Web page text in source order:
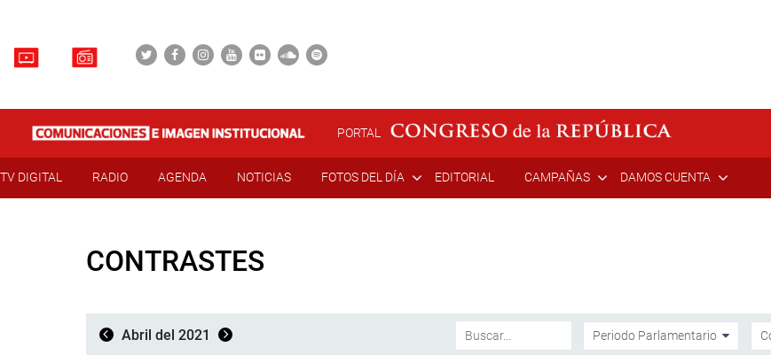
PORTAL
TV DIGITAL RADIO AGENDA NOTICIAS FOTOS DEL DÍA EDITORIAL CAMPAÑAS DAMOS CUENTA
CONTRASTES
Abril del 2021